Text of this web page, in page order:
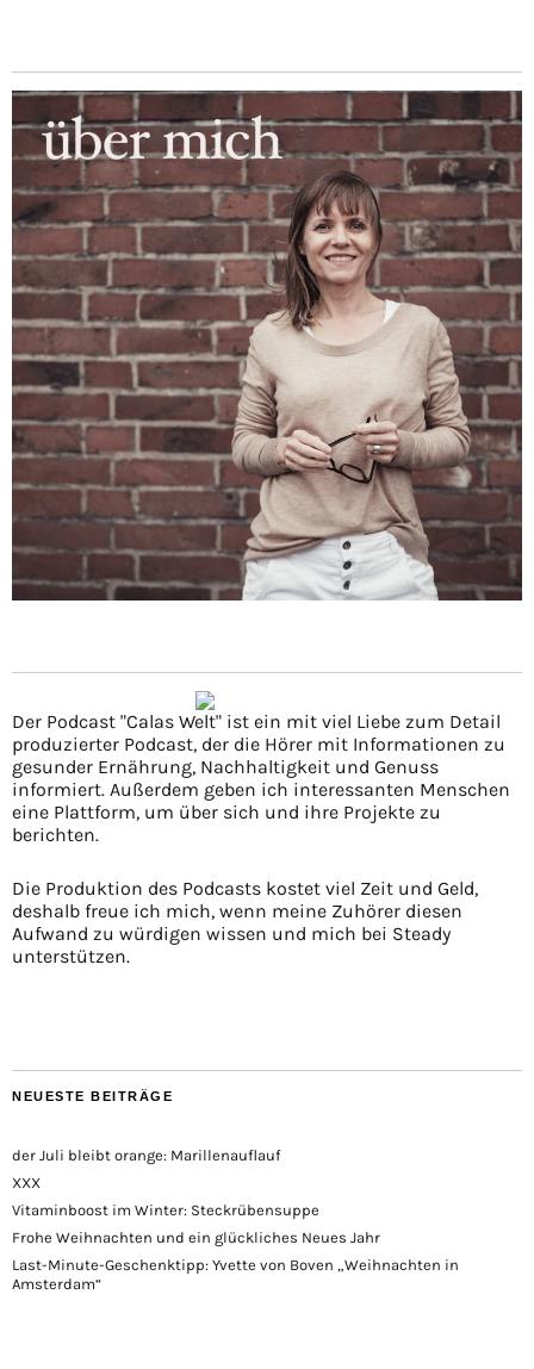
Der Podcast "Calas Welt" ist ein mit viel Liebe zum Detail
produzierter Podcast, der die Hörer mit Informationen zu
gesunder Ernährung, Nachhaltigkeit und Genuss
informiert. Außerdem geben ich interessanten Menschen
eine Plattform, um über sich und ihre Projekte zu
berichten.
Die Produktion des Podcasts kostet viel Zeit und Geld,
deshalb freue ich mich, wenn meine Zuhörer diesen
Aufwand zu würdigen wissen und mich bei Steady
unterstützen.
NEUESTE BEITRÄGE
der Juli bleibt orange: Marillenauflauf
XXX
Vitaminboost im Winter: Steckrübensuppe
Frohe Weihnachten und ein glückliches Neues Jahr
Last-Minute-Geschenktipp: Yvette von Boven „Weihnachten in
Amsterdam“